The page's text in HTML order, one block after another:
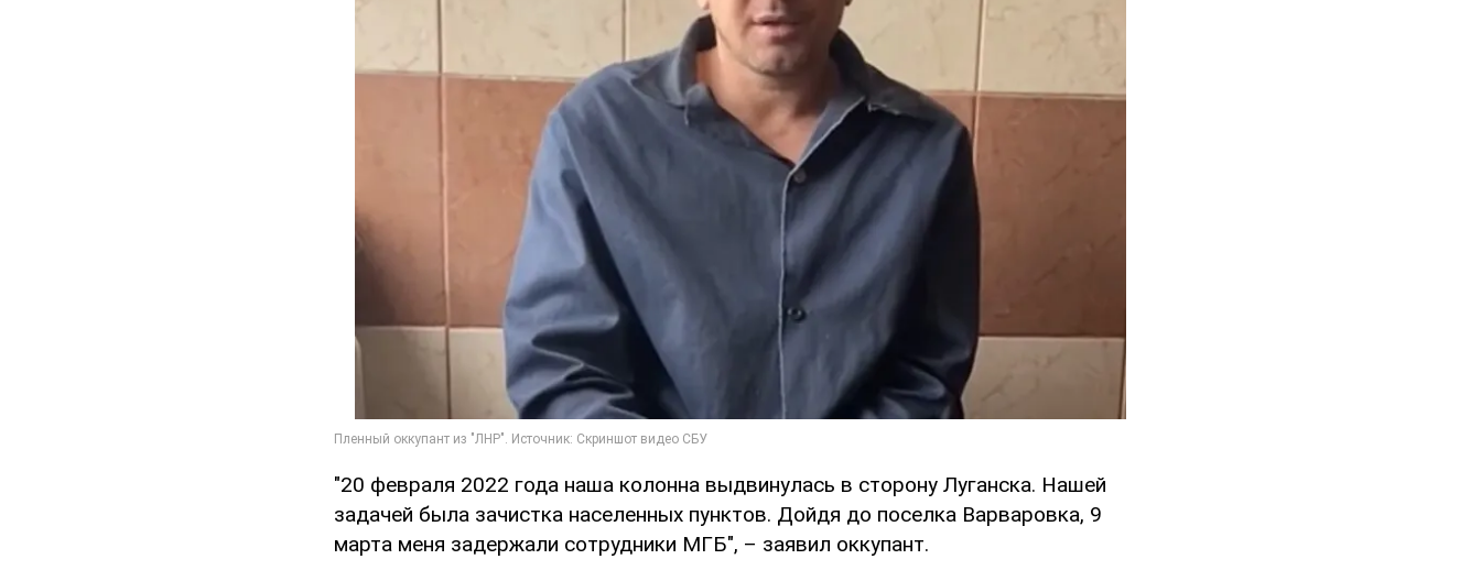
"20 февраля 2022 года наша колонна выдвинулась в сторону Луганска. Нашей
задачей была зачистка населенных пунктов. Дойдя до поселка Варваровка, 9
марта меня задержали сотрудники МГБ", – заявил оккупант.